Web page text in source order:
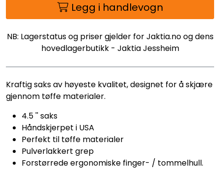
Legg i handlevogn
NB: Lagerstatus og priser gjelder for Jaktia.no og dens
hovedlagerbutikk - Jaktia Jessheim
Kraftig saks av høyeste kvalitet, designet for å skjære
gjennom tøffe materialer.
4.5 '' saks
Håndskjerpet i USA
Perfekt til tøffe materialer
Pulverlakkert grep
Forstørrede ergonomiske finger- / tommelhull.